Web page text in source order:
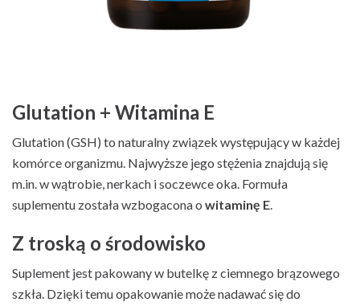
Glutation + Witamina E
Glutation (GSH) to naturalny związek występujący w każdej
komórce organizmu. Najwyższe jego stężenia znajdują się
m.in. w wątrobie, nerkach i soczewce oka. Formuła
suplementu została wzbogacona o witaminę E.
Z troską o środowisko
Suplement jest pakowany w butelkę z ciemnego brązowego
szkła. Dzięki temu opakowanie może nadawać się do